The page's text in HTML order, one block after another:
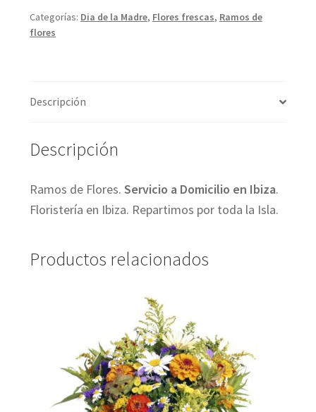
Categorías: Dia de la Madre, Flores frescas, Ramos de
flores
Descripción
Descripción
Ramos de Flores. Servicio a Domicilio en Ibiza.
Floristería en Ibiza. Repartimos por toda la Isla.
Productos relacionados